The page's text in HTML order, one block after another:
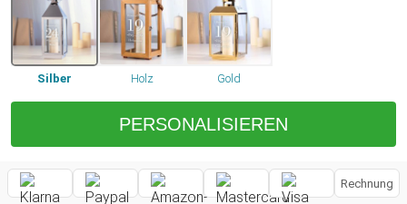
Silber Holz Gold
PERSONALISIEREN
Rechnung